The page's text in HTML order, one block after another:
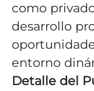
como
desarrollo
entorno
Detalle del